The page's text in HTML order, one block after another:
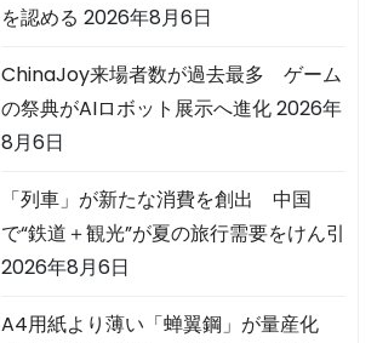
を認める 2026年8月6日
ChinaJoy来場者数が過去最多 ゲーム
の祭典がAIロボット展示へ進化2026年
8月6日
「列車」が新たな消費を創出 中国
で“鉄道＋観光”が夏の旅行需要をけん引
2026年8月6日
A4用紙より薄い「蝉翼鋼」が量産化